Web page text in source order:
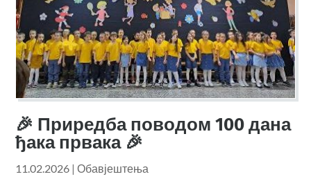
🎉 Приредба поводом 100 дана
ђака првака 🎉
11.02.2026 |Обавјештења